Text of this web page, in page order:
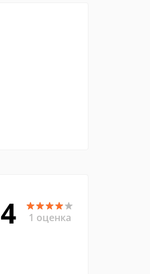
4 1 оценка